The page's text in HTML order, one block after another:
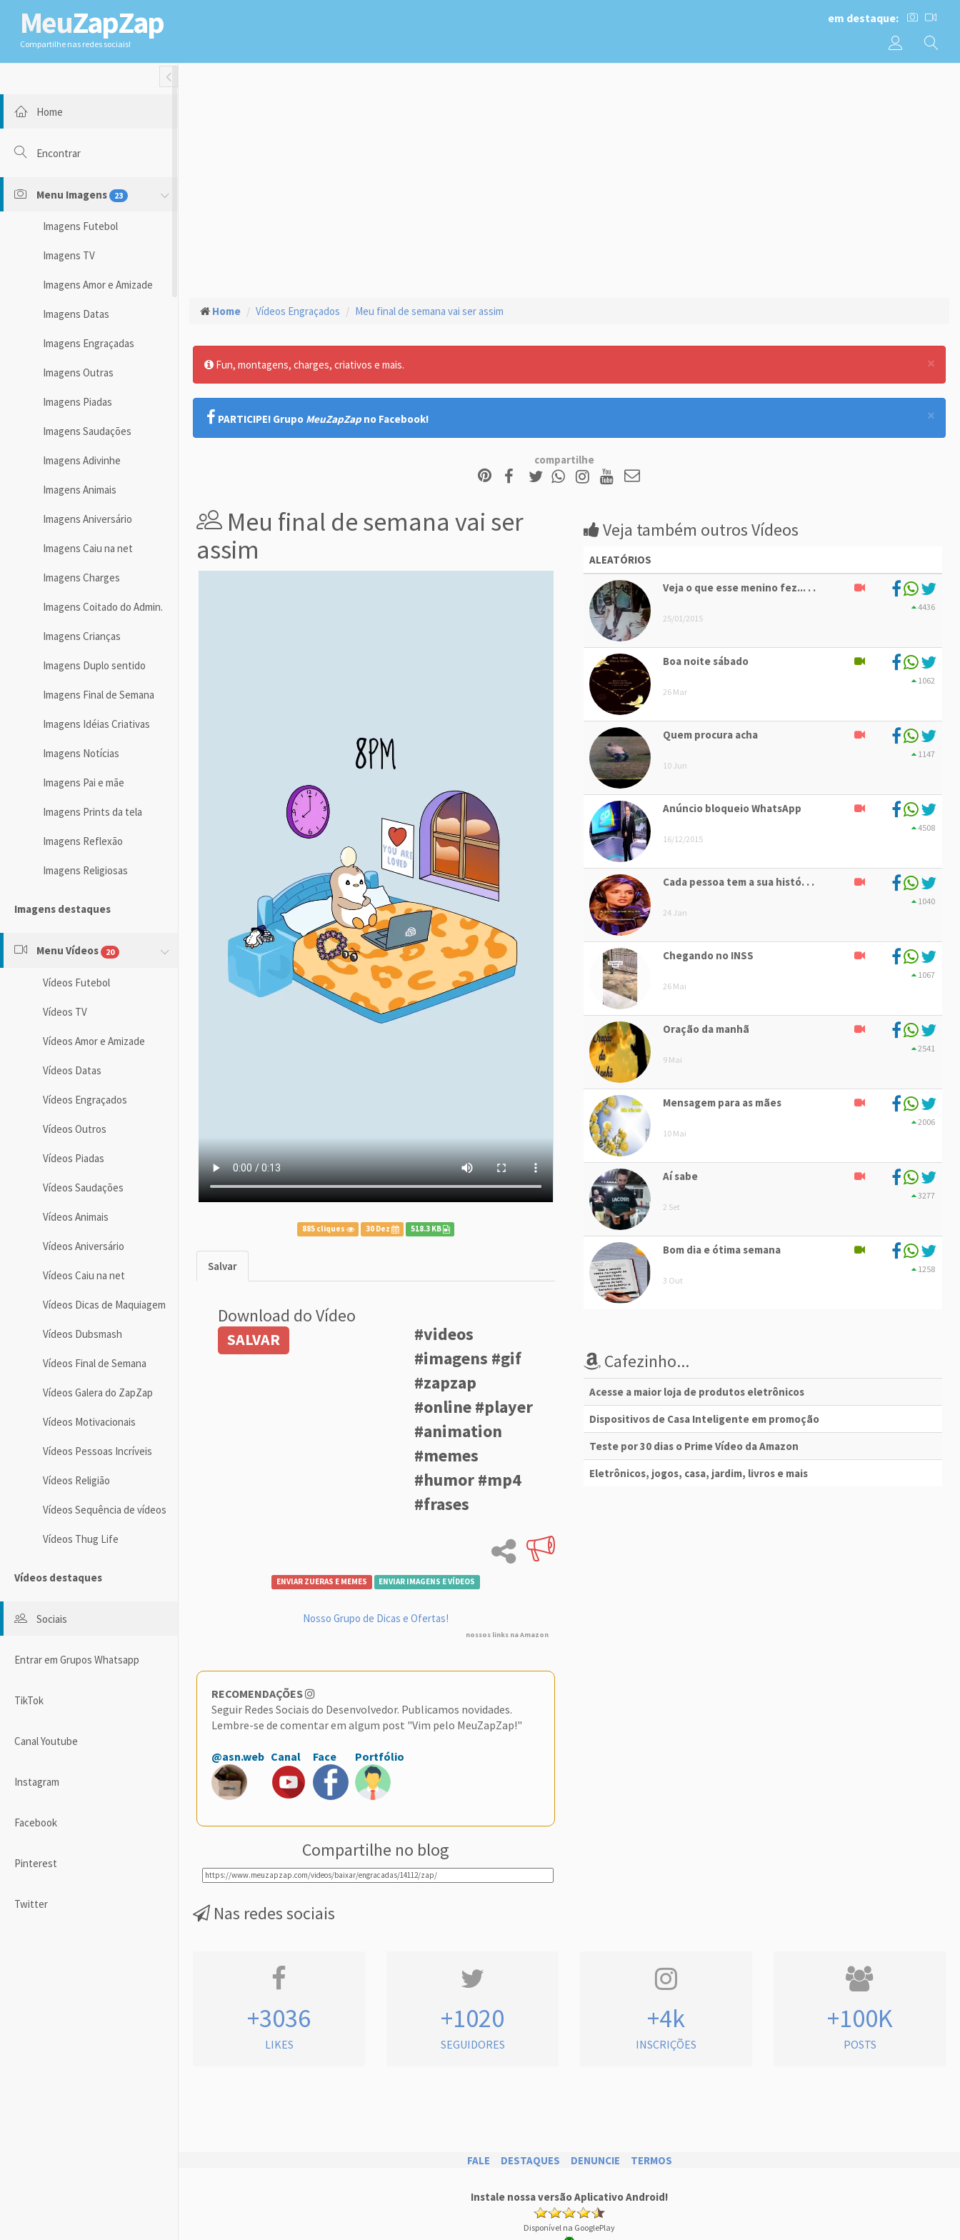
MeuZapZap
Compartilhe nas redes sociais!
em destaque:
Toggle Fullwidth
Home
Encontrar
Menu Imagens 23
Imagens Futebol
Imagens TV
Imagens Amor e Amizade
Imagens Datas
Imagens Engraçadas
Imagens Outras
Imagens Piadas
Imagens Saudações
Imagens Adivinhe
Imagens Animais
Imagens Aniversário
Imagens Caiu na net
Imagens Charges
Imagens Coitado do Admin.
Imagens Crianças
Imagens Duplo sentido
Imagens Final de Semana
Imagens Idéias Criativas
Imagens Notícias
Imagens Pai e mãe
Imagens Prints da tela
Imagens Reflexão
Imagens Religiosas
Imagens destaques
Menu Vídeos 20
Vídeos Futebol
Vídeos TV
Vídeos Amor e Amizade
Vídeos Datas
Vídeos Engraçados
Vídeos Outros
Vídeos Piadas
Vídeos Saudações
Vídeos Animais
Vídeos Aniversário
Vídeos Caiu na net
Vídeos Dicas de Maquiagem
Vídeos Dubsmash
Vídeos Final de Semana
Vídeos Galera do ZapZap
Vídeos Motivacionais
Vídeos Pessoas Incríveis
Vídeos Religião
Vídeos Sequência de vídeos
Vídeos Thug Life
Vídeos destaques
Sociais
Entrar em Grupos Whatsapp
TikTok
Canal Youtube
Instagram
Facebook
Pinterest
Twitter
Home Vídeos Engraçados Meu final de semana vai ser assim
×
Fun, montagens, charges, criativos e mais.
×
PARTICIPE! Grupo MeuZapZap no Facebook!
compartilhe
Meu final de semana vai ser
assim
885 cliques 30 Dez 518.3 KB
Salvar
Download do Vídeo
SALVAR
#videos
#imagens #gif
#zapzap
#online #player
#animation
#memes
#humor #mp4
#frases
ENVIAR ZUERAS E MEMES ENVIAR IMAGENS E VÍDEOS
Nosso Grupo de Dicas e Ofertas!
nossos links na Amazon
RECOMENDAÇÕES
Seguir Redes Sociais do Desenvolvedor. Publicamos novidades.
Lembre-se de comentar em algum post "Vim pelo MeuZapZap!"
@asn.web Canal Face Portfólio
Compartilhe no blog
Veja também outros Vídeos
ALEATÓRIOS
Veja o que esse menino fez... . .
25/01/2015
4436
Boa noite sábado
26 Mar
1062
Quem procura acha
10 Jun
1147
Anúncio bloqueio WhatsApp
16/12/2015
4508
Cada pessoa tem a sua histó. . .
24 Jan
1040
Chegando no INSS
26 Mai
1067
Oração da manhã
9 Mai
2541
Mensagem para as mães
10 Mai
2006
Aí sabe
2 Set
3277
Bom dia e ótima semana
3 Out
1258
Cafezinho...
Acesse a maior loja de produtos eletrônicos
Dispositivos de Casa Inteligente em promoção
Teste por 30 dias o Prime Vídeo da Amazon
Eletrônicos, jogos, casa, jardim, livros e mais
Nas redes sociais
+3036
LIKES
+1020
SEGUIDORES
+4k
INSCRIÇÕES
+100K
POSTS
FALE DESTAQUES DENUNCIE TERMOS
Instale nossa versão Aplicativo Android!
Disponível na GooglePlay